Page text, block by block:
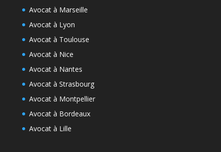
Avocat à Marseille
Avocat à Lyon
Avocat à Toulouse
Avocat à Nice
Avocat à Nantes
Avocat à Strasbourg
Avocat à Montpellier
Avocat à Bordeaux
Avocat à Lille